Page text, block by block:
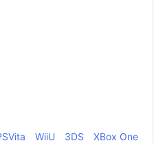
WiiU 3DS
XBox One